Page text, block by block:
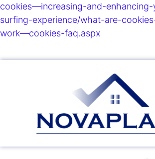
cookies—increasing-and-
surfing-experience/what-are-
work—cookies-faq.aspx